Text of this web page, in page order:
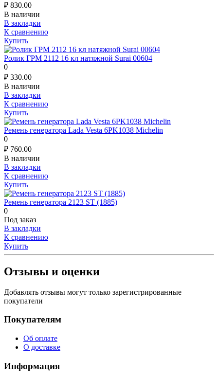
₽ 830.00
В наличии
В закладки
К сравнению
Купить
Ролик ГРМ 2112 16 кл натяжной Surai 00604
0
₽ 330.00
В наличии
В закладки
К сравнению
Купить
Ремень генератора Lada Vesta 6PK1038 Michelin
0
₽ 760.00
В наличии
В закладки
К сравнению
Купить
Ремень генератора 2123 ST (1885)
0
Под заказ
В закладки
К сравнению
Купить
Отзывы и оценки
Добавлять отзывы могут только зарегистрированные
покупатели
Покупателям
Об оплате
О доставке
Информация